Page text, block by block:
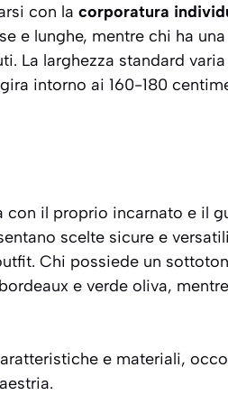
con la corporatura
e lunghe, mentre chi ha
La larghezza standard
intorno ai 160-180
con il proprio incarnato e il
scelte sicure e
Chi possiede un
e verde oliva,
e materiali,